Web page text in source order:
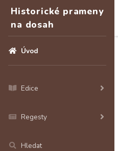
Historické prameny
na dosah
Úvod
Edice
Regesty
Hledat